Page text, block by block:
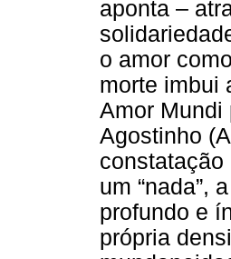
aponta –
o amor
morte imbui
Amor Mundi
Agostinho
um “nada”,
profundo e
própria